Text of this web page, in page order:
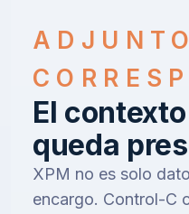
El
queda
XPM no es solo
encargo. Control-C